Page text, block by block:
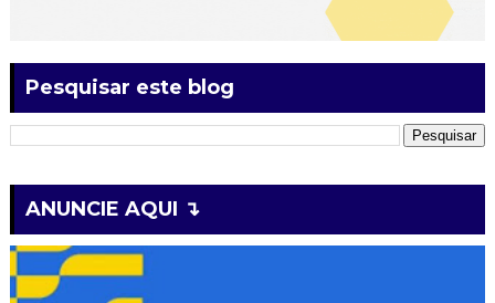
Pesquisar este blog
ANUNCIE AQUI ↴